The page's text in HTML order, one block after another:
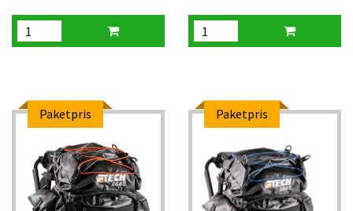
Paketpris Paketpris